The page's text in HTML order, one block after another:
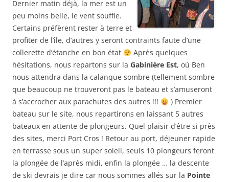
Dernier matin déjà, la mer est un
peu moins belle, le vent souffle.
Certains préfèrent rester à terre et
profiter de l’île, d’autres y seront contraints faute d’une
collerette d’étanche en bon état
Après quelques
hésitations, nous repartons sur la Gabinière Est, où Ben
nous attendra dans la calanque sombre (tellement sombre
que beaucoup ne trouveront pas le bateau et s’amuseront
à s’accrocher aux parachutes des autres !!!
) Premier
bateau sur le site, nous repartirons en laissant 5 autres
bateaux en attente de plongeurs. Quel plaisir d’être si près
des sites, merci Port Cros ! Retour au port, déjeuner rapide
en terrasse sous un super soleil, seuls 10 plongeurs feront
la plongée de l’après midi, enfin la plongée … la descente
de ski devrais je dire car nous sommes allés sur la Pointe